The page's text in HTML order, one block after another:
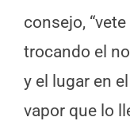
consejo, “vete
trocando el
y el lugar en el
vapor que lo